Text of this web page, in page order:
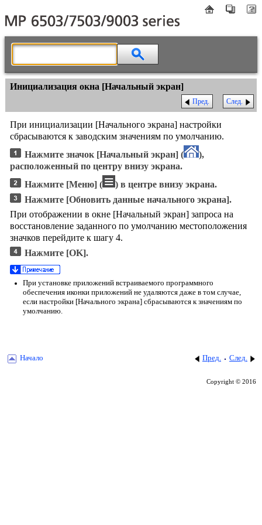
Инициализация окна [Начальный экран]
Пред. След.
При инициализации [Начального экрана] настройки
сбрасываются к заводским значениям по умолчанию.
Нажмите значок [Начальный экран] (
),
расположенный по центру внизу экрана.
Нажмите [Меню] (
) в центре внизу экрана.
Нажмите [Обновить данные начального экрана].
При отображении в окне [Начальный экран] запроса на
восстановление заданного по умолчанию местоположения
значков перейдите к шагу 4.
Нажмите [OK].
При установке приложений встраиваемого программного
обеспечения иконки приложений не удаляются даже в том случае,
если настройки [Начального экрана] сбрасываются к значениям по
умолчанию.
Начало Пред. След.
Copyright © 2016